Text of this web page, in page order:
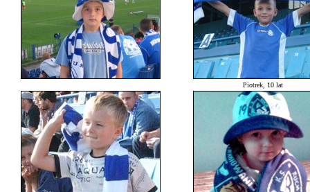
Piotrek, 10 lat